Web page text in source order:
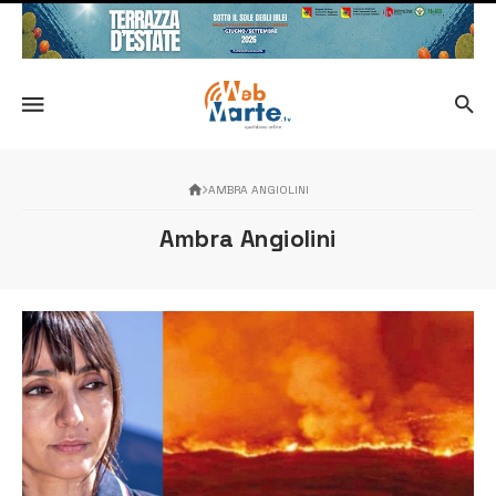
AMBRA ANGIOLINI
Ambra Angiolini